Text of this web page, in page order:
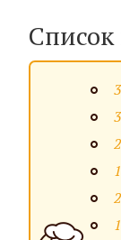
Список